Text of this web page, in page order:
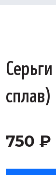
сплав)
750 ₽